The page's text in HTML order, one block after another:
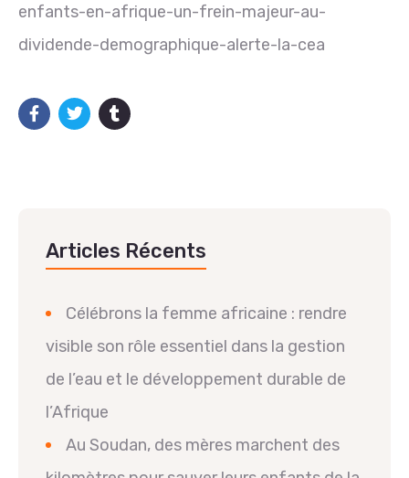
enfants-en-afrique-un-frein-majeur-au-
dividende-demographique-alerte-la-cea
Articles Récents
Célébrons la femme africaine : rendre
visible son rôle essentiel dans la gestion
de l’eau et le développement durable de
l’Afrique
Au Soudan, des mères marchent des